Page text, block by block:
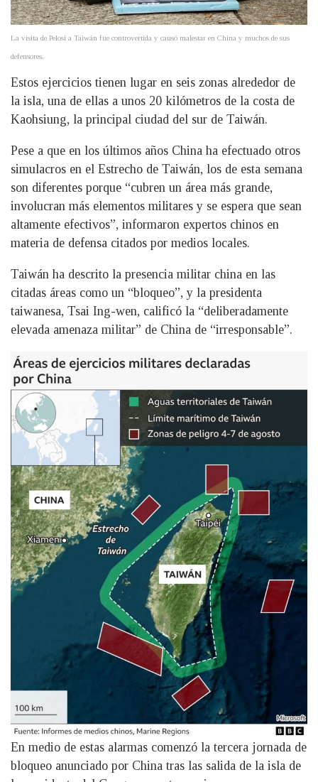
La visita de Pelosi a Taiwán fue controvertida y causó malestar en China y muchos de sus
defensores.
Estos ejercicios tienen lugar en seis zonas alrededor de
la isla, una de ellas a unos 20 kilómetros de la costa de
Kaohsiung, la principal ciudad del sur de Taiwán.
Pese a que en los últimos años China ha efectuado otros
simulacros en el Estrecho de Taiwán, los de esta semana
son diferentes porque “cubren un área más grande,
involucran más elementos militares y se espera que sean
altamente efectivos”, informaron expertos chinos en
materia de defensa citados por medios locales.
Taiwán ha descrito la presencia militar china en las
citadas áreas como un “bloqueo”, y la presidenta
taiwanesa, Tsai Ing-wen, calificó la “deliberadamente
elevada amenaza militar” de China de “irresponsable”.
En medio de estas alarmas comenzó la tercera jornada de
bloqueo anunciado por China tras las salida de la isla de